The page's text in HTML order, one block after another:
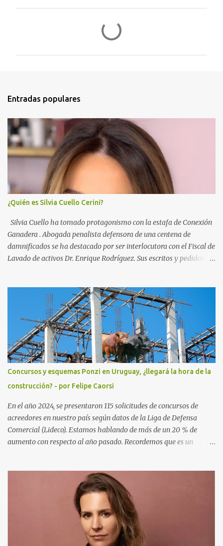
t
r
i
o
Entradas populares
¿Quién es Silvia Cuello Cerini?
Silvia Cuello ha tomado protagonismo con la estafa de Conexión
Ganadera . Abogada penalista defensora de una centena de
damnificados se ha destacado por ser interlocutora con el Fiscal de
Lavado de activos Dr. Enrique Rodríguez. Sus escritos y pedidos
esposas. Nacida en Vergara, departamento de Treinta y Tres, ha
hecho la carrera de policia y la de Doctora en Derecho y Ciencias
Sociales para especializarse en Derecho Penal. Ha defendido y
representado clientes de varios países, especialmente Sudamérica
y Europa. Es socia del Dr. Enrique Moller, ex Fiscal y hoy
Presidente de la Asociación de Abogados Penalistas. Moller al igual
que la Dra Silvia Cuello vienen bregando desde hace tiempo por un
cambio del código del proceso penal, el actual lleva ya 16 cambios
y no ofrece garantías. Ha trabajado junto al Secretario General de
la OEA para mejorar las con...
Concursos y esquemas Ponzi en Uruguay, ¿llegará la hora de la
construcción? - por Felipe Caorsi
En el año 2024, se presentaron 115 solicitudes de concursos de
acreedores en nuestro país según datos de la Liga de Defensa
Comercial (Lideco). Estamos hablando de más de un 20 % de
aumento con respecto al año pasado. Recordemos que es un
particular frente a sus acreedores. Existe dos formas de llegar a un
concurso, pedido por el deudor que se conoce como concurso
voluntario, y el pedido por los acreedores que se llama concurso
necesario. Durante el concurso un síndico designado por la justicia
busca los activos del deudor y negocia una salida a la situación de
insolvencia. Se busca la aprobación de un convenio de pagos o la